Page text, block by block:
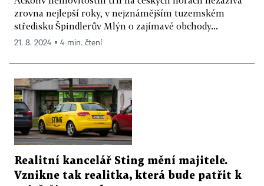
zrovna nejlepší roky, v nejznámějším tuzemském
středisku Špindlerův Mlýn o zajímavé obchody...
21. 8. 2024 ▪ 4 min. čtení
Realitní kancelář Sting mění majitele.
Vznikne tak realitka, která bude patřit k